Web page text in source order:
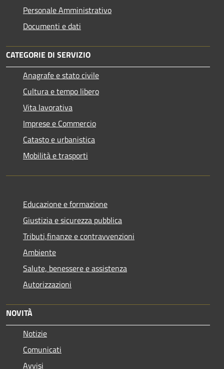
Personale Amministrativo
Documenti e dati
CATEGORIE DI SERVIZIO
Anagrafe e stato civile
Cultura e tempo libero
Vita lavorativa
Imprese e Commercio
Catasto e urbanistica
Mobilità e trasporti
Educazione e formazione
Giustizia e sicurezza pubblica
Tributi,finanze e contravvenzioni
Ambiente
Salute, benessere e assistenza
Autorizzazioni
NOVITÀ
Notizie
Comunicati
Avvisi